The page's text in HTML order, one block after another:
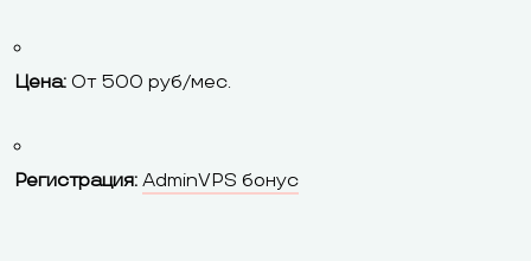
Цена: От 500 руб/мес.
Регистрация: AdminVPS бонус